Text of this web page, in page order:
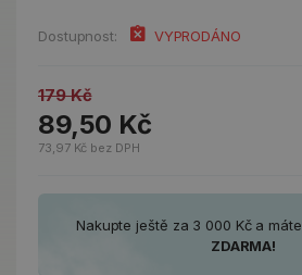
Dostupnost: VYPRODÁNO
179 Kč
89,50 Kč
73,97 Kč bez DPH
Nakupte ještě za 3 000 Kč a máte
ZDARMA!